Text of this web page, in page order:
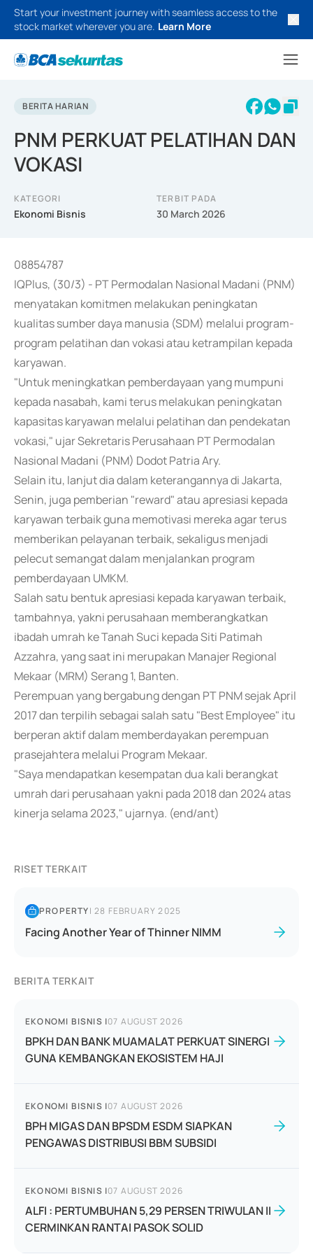
Start your investment journey with seamless access to the
stock market wherever you are. Learn More
BERITA HARIAN
PNM PERKUAT PELATIHAN DAN
VOKASI
KATEGORI
Ekonomi Bisnis
TERBIT PADA
30 March 2026
08854787
IQPlus, (30/3) - PT Permodalan Nasional Madani (PNM)
menyatakan komitmen melakukan peningkatan
kualitas sumber daya manusia (SDM) melalui program-
program pelatihan dan vokasi atau ketrampilan kepada
karyawan.
"Untuk meningkatkan pemberdayaan yang mumpuni
kepada nasabah, kami terus melakukan peningkatan
kapasitas karyawan melalui pelatihan dan pendekatan
vokasi," ujar Sekretaris Perusahaan PT Permodalan
Nasional Madani (PNM) Dodot Patria Ary.
Selain itu, lanjut dia dalam keterangannya di Jakarta,
Senin, juga pemberian "reward" atau apresiasi kepada
karyawan terbaik guna memotivasi mereka agar terus
memberikan pelayanan terbaik, sekaligus menjadi
pelecut semangat dalam menjalankan program
pemberdayaan UMKM.
Salah satu bentuk apresiasi kepada karyawan terbaik,
tambahnya, yakni perusahaan memberangkatkan
ibadah umrah ke Tanah Suci kepada Siti Patimah
Azzahra, yang saat ini merupakan Manajer Regional
Mekaar (MRM) Serang 1, Banten.
Perempuan yang bergabung dengan PT PNM sejak April
2017 dan terpilih sebagai salah satu "Best Employee" itu
berperan aktif dalam memberdayakan perempuan
prasejahtera melalui Program Mekaar.
"Saya mendapatkan kesempatan dua kali berangkat
umrah dari perusahaan yakni pada 2018 dan 2024 atas
kinerja selama 2023," ujarnya. (end/ant)
RISET TERKAIT
PROPERTY|28 FEBRUARY 2025
Facing Another Year of Thinner NIMM
BERITA TERKAIT
EKONOMI BISNIS |07 AUGUST 2026
BPKH DAN BANK MUAMALAT PERKUAT SINERGI
GUNA KEMBANGKAN EKOSISTEM HAJI
EKONOMI BISNIS |07 AUGUST 2026
BPH MIGAS DAN BPSDM ESDM SIAPKAN
PENGAWAS DISTRIBUSI BBM SUBSIDI
EKONOMI BISNIS |07 AUGUST 2026
ALFI : PERTUMBUHAN 5,29 PERSEN TRIWULAN II
CERMINKAN RANTAI PASOK SOLID